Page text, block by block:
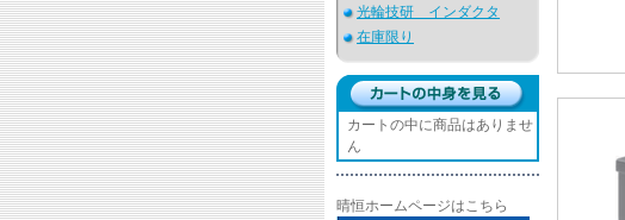
光輪技研 インダクタ
在庫限り
カートの中に商品はありませ
ん
晴恒ホームページはこちら